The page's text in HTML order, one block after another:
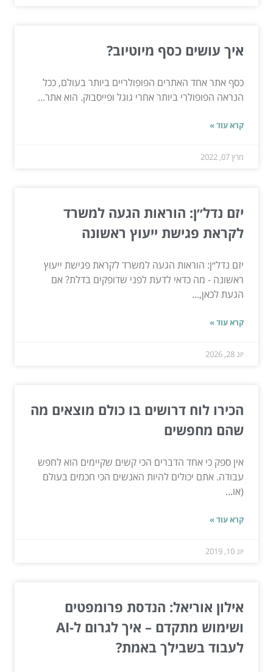
איך עושים כסף מיוטיוב?
כסף אתר אחד האתרים הפופולריים ביותר בעולם, ככל
הנראה הפופולרי ביותר אחרי גוגל ופייסבוק. הוא אתר...
קרא עוד »
מרץ 07, 2022
יזם נדל״ן: הוראות הגעה למשרד
לקראת פגישת ייעוץ ראשונה
יזם נדל״ן: הוראות הגעה למשרד לקראת פגישת ייעוץ
ראשונה - מה כדאי לדעת לפני שדופקים בדלת? אם
הגעת לכאן,...
קרא עוד »
יונ 28, 2026
הכירו לוח דרושים בו כולם מוצאים מה
שהם מחפשים
אין ספק כי אחד הדברים הכי קשים שקיימים הוא לחפש
עבודה. אתם יכולים להיות האנשים הכי חכמים בעולם
(או...
קרא עוד »
יונ 10, 2019
אילון אוריאל: הנדסת פרומפטים
ושימוש מתקדם – איך לגרום ל-AI
לעבוד בשבילך באמת?